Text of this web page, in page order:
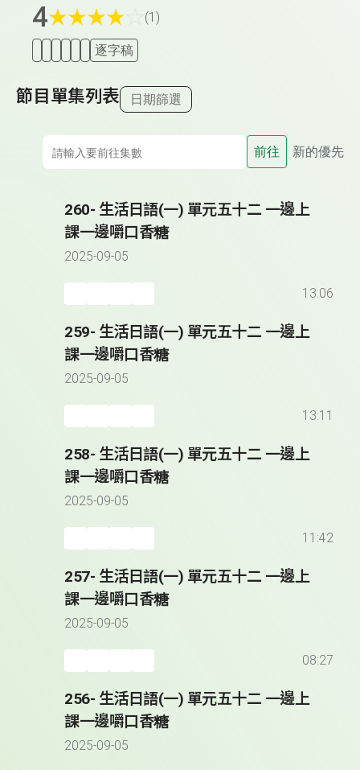
4★★★★ (1)
逐字稿
節目單集列表 日期篩選
前往 新的優先
260- 生活日語(一) 單元五十二 一邊上
課一邊嚼口香糖
2025-09-05
13:06
259- 生活日語(一) 單元五十二 一邊上
課一邊嚼口香糖
2025-09-05
13:11
258- 生活日語(一) 單元五十二 一邊上
課一邊嚼口香糖
2025-09-05
11:42
257- 生活日語(一) 單元五十二 一邊上
課一邊嚼口香糖
2025-09-05
08:27
256- 生活日語(一) 單元五十二 一邊上
課一邊嚼口香糖
2025-09-05